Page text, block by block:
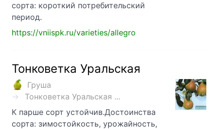
сорта: короткий потребительский
период.
https://vniispk.ru/varieties/allegro
Тонковетка Уральская
Груша
Тонковетка Уральская ...
К парше сорт устойчив.Достоинства
сорта: зимостойкость, урожайность,